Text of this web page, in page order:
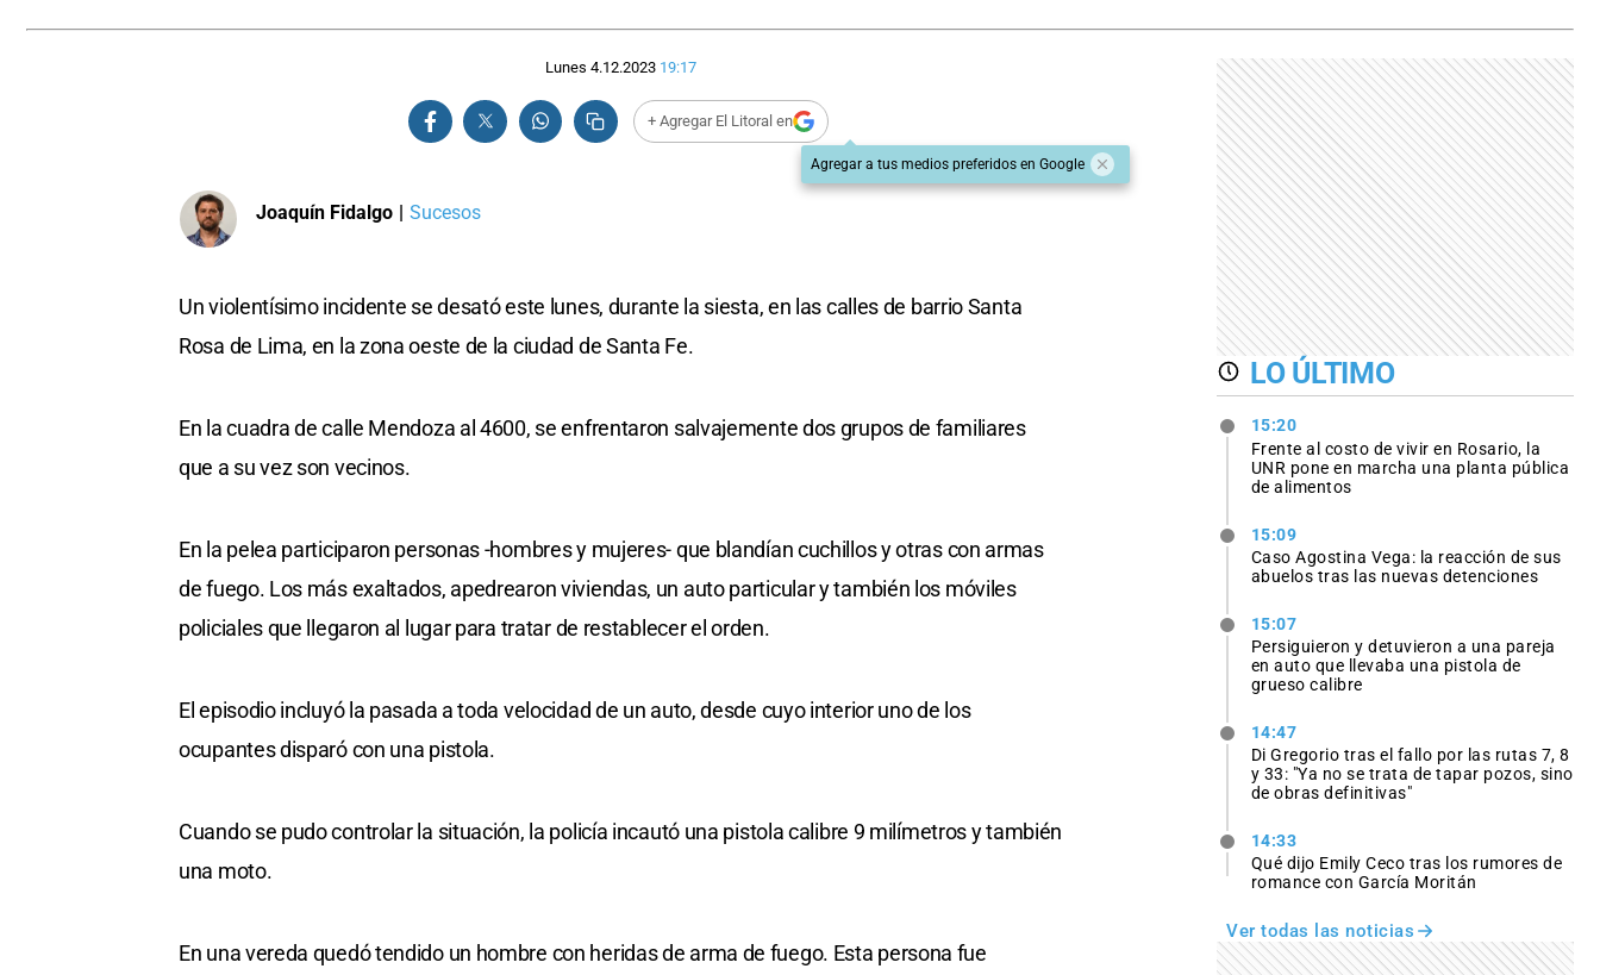
Lunes 4.12.2023 19:17
+ Agregar El Litoral en
Agregar a tus medios preferidos en Google
Joaquín Fidalgo | Sucesos
Un violentísimo incidente se desató este lunes, durante la siesta, en las calles de barrio Santa
Rosa de Lima, en la zona oeste de la ciudad de Santa Fe.
En la cuadra de calle Mendoza al 4600, se enfrentaron salvajemente dos grupos de familiares
que a su vez son vecinos.
En la pelea participaron personas -hombres y mujeres- que blandían cuchillos y otras con armas
de fuego. Los más exaltados, apedrearon viviendas, un auto particular y también los móviles
policiales que llegaron al lugar para tratar de restablecer el orden.
El episodio incluyó la pasada a toda velocidad de un auto, desde cuyo interior uno de los
ocupantes disparó con una pistola.
Cuando se pudo controlar la situación, la policía incautó una pistola calibre 9 milímetros y también
una moto.
En una vereda quedó tendido un hombre con heridas de arma de fuego. Esta persona fue
LO ÚLTIMO
15:20
Frente al costo de vivir en Rosario, la
UNR pone en marcha una planta pública
de alimentos
15:09
Caso Agostina Vega: la reacción de sus
abuelos tras las nuevas detenciones
15:07
Persiguieron y detuvieron a una pareja
en auto que llevaba una pistola de
grueso calibre
14:47
Di Gregorio tras el fallo por las rutas 7, 8
y 33: "Ya no se trata de tapar pozos, sino
de obras definitivas"
14:33
Qué dijo Emily Ceco tras los rumores de
romance con García Moritán
Ver todas las noticias